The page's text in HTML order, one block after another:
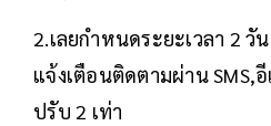
2.เลยกำหนดระยะเวลา 2 วั
แจ้งเตือนติดตามผ่าน SMS,
ปรับ 2 เท่า